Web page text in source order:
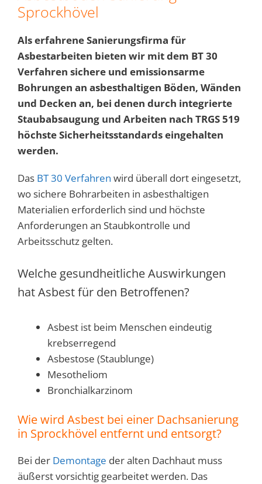
Sprockhövel
Als erfahrene Sanierungsfirma für
Asbestarbeiten bieten wir mit dem BT 30
Verfahren sichere und emissionsarme
Bohrungen an asbesthaltigen Böden, Wänden
und Decken an, bei denen durch integrierte
Staubabsaugung und Arbeiten nach TRGS 519
höchste Sicherheitsstandards eingehalten
werden.
Das BT 30 Verfahren wird überall dort eingesetzt,
wo sichere Bohrarbeiten in asbesthaltigen
Materialien erforderlich sind und höchste
Anforderungen an Staubkontrolle und
Arbeitsschutz gelten.
Welche gesundheitliche Auswirkungen
hat Asbest für den Betroffenen?
Asbest ist beim Menschen eindeutig
krebserregend
Asbestose (Staublunge)
Mesotheliom
Bronchialkarzinom
Wie wird Asbest bei einer Dachsanierung
in Sprockhövel entfernt und entsorgt?
Bei der Demontage der alten Dachhaut muss
äußerst vorsichtig gearbeitet werden. Das